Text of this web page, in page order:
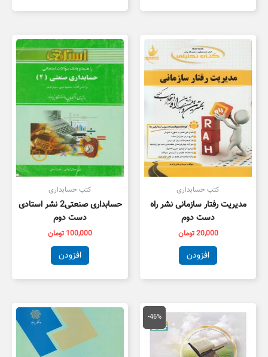
کتب حسابداری
مدیریت رفتار سازمانی نشر راه
دست دوم
20,000تومان
افزودن
کتب حسابداری
حسابداری صنعتی2 نشر استادی
دست دوم
100,000 تومان
افزودن
-46%
اصلی
175,000 تومان
بود.
قیمت
فعلی